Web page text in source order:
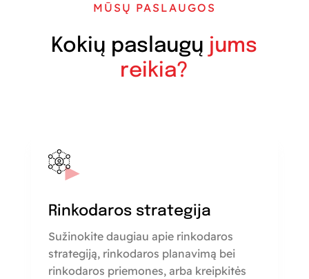
MŪSŲ PASLAUGOS
Kokių paslaugų jums
reikia?
Rinkodaros strategija
Sužinokite daugiau apie rinkodaros
strategiją, rinkodaros planavimą bei
rinkodaros priemones, arba kreipkitės